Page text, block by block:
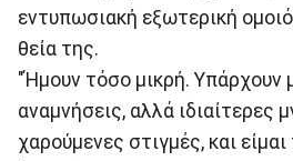
εντυπωσιακή εξωτερική
θεία της.
"Ήμουν τόσο μικρή. Υπάρχουν
αναμνήσεις, αλλά ιδιαίτερες
χαρούμενες στιγμές, και